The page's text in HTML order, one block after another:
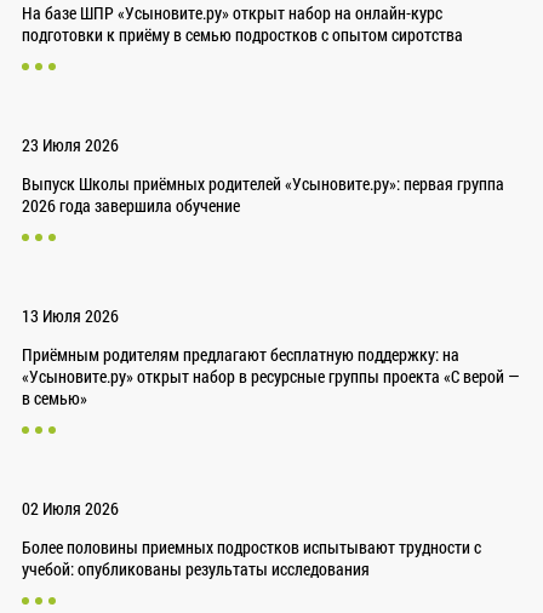
На базе ШПР «Усыновите.ру» открыт набор на онлайн-курс
подготовки к приёму в семью подростков с опытом сиротства
23 Июля 2026
Выпуск Школы приёмных родителей «Усыновите.ру»: первая группа
2026 года завершила обучение
13 Июля 2026
Приёмным родителям предлагают бесплатную поддержку: на
«Усыновите.ру» открыт набор в ресурсные группы проекта «С верой —
в семью»
02 Июля 2026
Более половины приемных подростков испытывают трудности с
учебой: опубликованы результаты исследования